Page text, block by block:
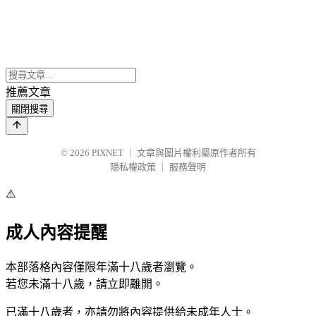
推薦文章
關閉搜尋
© 2026 PIXNET
文章與圖片權利屬原作者所有
隱私權政策
服務聲明
⚠️
成人內容提醒
本部落格內容僅限年滿十八歲者瀏覽。
若您未滿十八歲，請立即離開。
已滿十八歲者，亦請勿將內容提供給未成年人士。